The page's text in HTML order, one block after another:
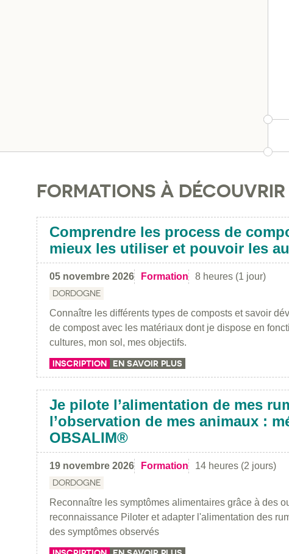
FORMATIONS À DÉCOUVRIR
Comprendre les process de
mieux les utiliser et pouvoir les
05 novembre 2026 Formation 8 heures (1 jour)
DORDOGNE
Connaître les différents types de composts et savoir
de compost avec les matériaux dont je dispose en
cultures, mon sol, mes objectifs.
INSCRIPTION EN SAVOIR PLUS
Je pilote l’alimentation de mes
l’observation de mes animaux :
OBSALIM®
19 novembre 2026 Formation 14 heures (2 jours)
DORDOGNE
Reconnaître les symptômes alimentaires grâce à des
reconnaissance Piloter et adapter l'alimentation des
des symptômes observés